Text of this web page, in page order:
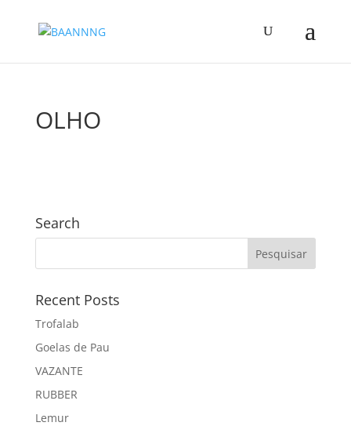
OLHO
Search
Recent Posts
Trofalab
Goelas de Pau
VAZANTE
RUBBER
Lemur